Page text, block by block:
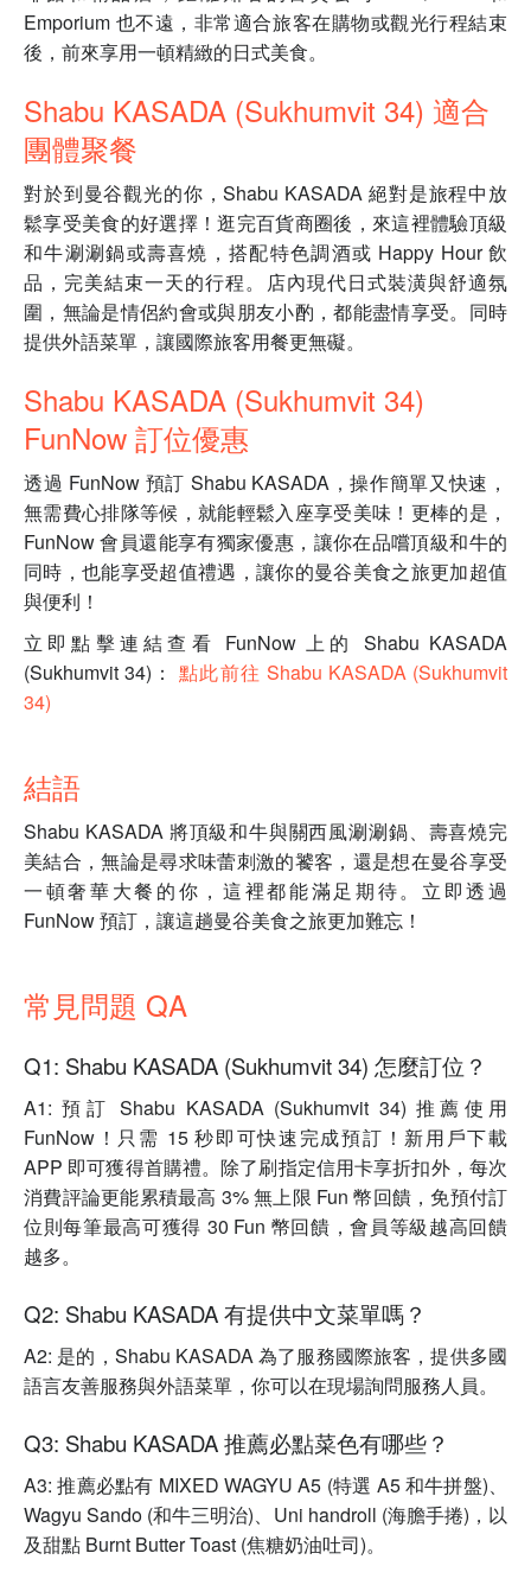
Emporium 也不遠，非常適合旅客在購物或觀光行程結束
後，前來享用一頓精緻的日式美食。
Shabu KASADA (Sukhumvit 34) 適合
團體聚餐
對於到曼谷觀光的你，Shabu KASADA 絕對是旅程中放
鬆享受美食的好選擇！逛完百貨商圈後，來這裡體驗頂級
和牛涮涮鍋或壽喜燒，搭配特色調酒或 Happy Hour 飲
品，完美結束一天的行程。店內現代日式裝潢與舒適氛
圍，無論是情侶約會或與朋友小酌，都能盡情享受。同時
提供外語菜單，讓國際旅客用餐更無礙。
Shabu KASADA (Sukhumvit 34)
FunNow 訂位優惠
透過 FunNow 預訂 Shabu KASADA，操作簡單又快速，
無需費心排隊等候，就能輕鬆入座享受美味！更棒的是，
FunNow 會員還能享有獨家優惠，讓你在品嚐頂級和牛的
同時，也能享受超值禮遇，讓你的曼谷美食之旅更加超值
與便利！
立即點擊連結查看 FunNow 上的 Shabu KASADA
(Sukhumvit 34)：點此前往 Shabu KASADA (Sukhumvit
34)
結語
Shabu KASADA 將頂級和牛與關西風涮涮鍋、壽喜燒完
美結合，無論是尋求味蕾刺激的饕客，還是想在曼谷享受
一頓奢華大餐的你，這裡都能滿足期待。立即透過
FunNow 預訂，讓這趟曼谷美食之旅更加難忘！
常見問題 QA
Q1: Shabu KASADA (Sukhumvit 34) 怎麼訂位？
A1: 預訂 Shabu KASADA (Sukhumvit 34) 推薦使用
FunNow！只需 15 秒即可快速完成預訂！新用戶下載
APP 即可獲得首購禮。除了刷指定信用卡享折扣外，每次
消費評論更能累積最高 3% 無上限 Fun 幣回饋，免預付訂
位則每筆最高可獲得 30 Fun 幣回饋，會員等級越高回饋
越多。
Q2: Shabu KASADA 有提供中文菜單嗎？
A2: 是的，Shabu KASADA 為了服務國際旅客，提供多國
語言友善服務與外語菜單，你可以在現場詢問服務人員。
Q3: Shabu KASADA 推薦必點菜色有哪些？
A3: 推薦必點有 MIXED WAGYU A5 (特選 A5 和牛拼盤)、
Wagyu Sando (和牛三明治)、Uni handroll (海膽手捲)，以
及甜點 Burnt Butter Toast (焦糖奶油吐司)。